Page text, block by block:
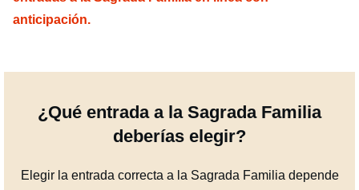
anticipación.
¿Qué entrada a la Sagrada Familia
deberías elegir?
Elegir la entrada correcta a la Sagrada Familia depende